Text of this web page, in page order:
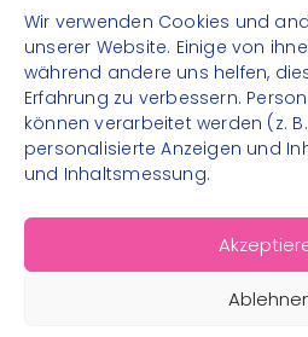
Wir verwenden Cookies und
unserer Website. Einige von
während andere uns helfen,
Erfahrung zu verbessern.
können verarbeitet werden (z.
personalisierte Anzeigen und
und Inhaltsmessung.
Kontakt
FOLGE UNS
Instagram
Facebook
© 2026 – Bewegungsland